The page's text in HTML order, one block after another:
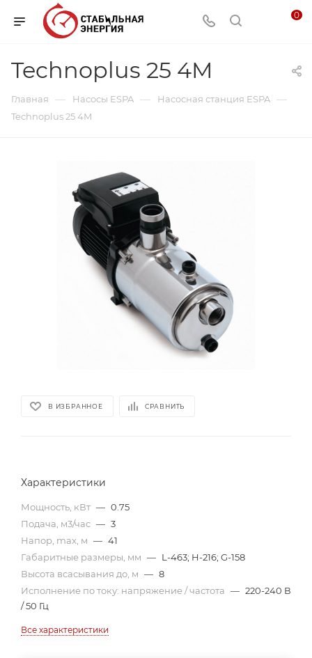
0
Technoplus 25 4M
Главная — Насосы ESPA — Насосная станция ESPA —
Technoplus 25 4M
В ИЗБРАННОЕ СРАВНИТЬ
Характеристики
Мощность, кВт — 0.75
Подача, м3/час — 3
Напор, max, м — 41
Габаритные размеры, мм — L-463; H-216; G-158
Высота всасывания до, м — 8
Исполнение по току: напряжение / частота — 220-240 В
/ 50 Гц
Все характеристики